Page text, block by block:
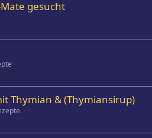
gesucht
Thymian & (Thymiansirup)